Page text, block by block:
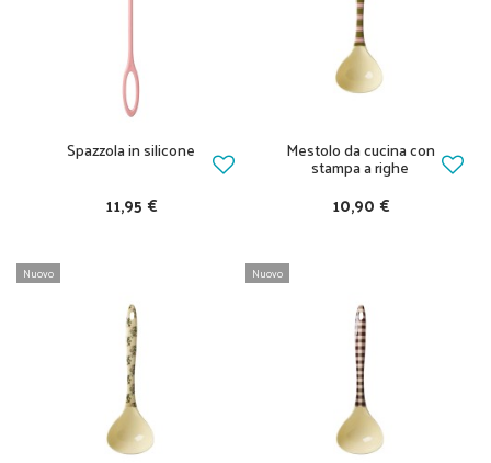
Spazzola in silicone
11,95 €
Mestolo da cucina con
stampa a righe
10,90 €
Nuovo Nuovo